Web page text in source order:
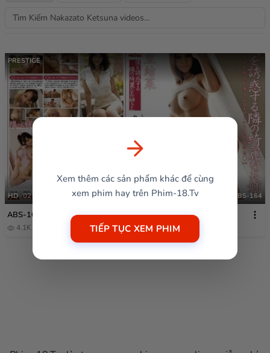
PRESTIGE
HD 02:46:08 ABS-164
ABS-164
4.1K
Xem thêm các sản phẩm khác để cùng
xem phim hay trên Phim-18.Tv
TIẾP TỤC XEM PHIM